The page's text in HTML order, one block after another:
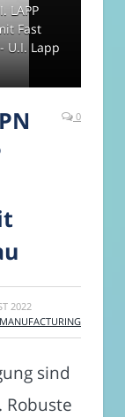
LAPP
Fast
U.I. Lapp
0
2022
sind
Robuste